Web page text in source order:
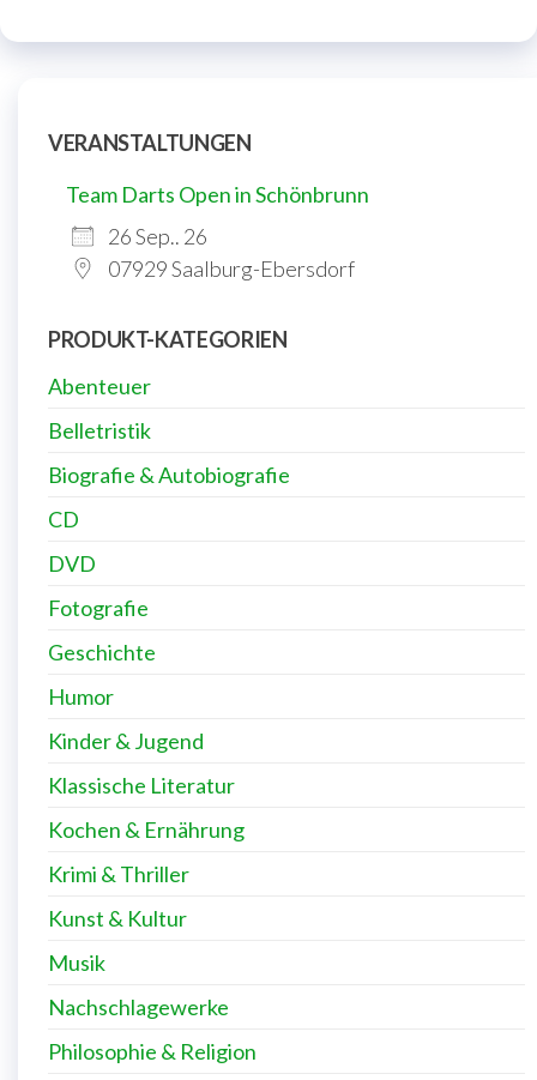
VERANSTALTUNGEN
Team Darts Open in Schönbrunn
26 Sep.. 26
07929 Saalburg-Ebersdorf
PRODUKT-KATEGORIEN
Abenteuer
Belletristik
Biografie & Autobiografie
CD
DVD
Fotografie
Geschichte
Humor
Kinder & Jugend
Klassische Literatur
Kochen & Ernährung
Krimi & Thriller
Kunst & Kultur
Musik
Nachschlagewerke
Philosophie & Religion